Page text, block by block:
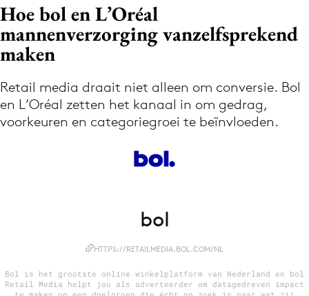
Download de app
Volg het laatste nieuws via de Adformatie
Nieuws app
9 sept: GenAI-training
Adverteren
Hoe bol en L’Oréal
mannenverzorging vanzelfsprekend
maken
Retail media draait niet alleen om conversie. Bol
en L’Oréal zetten het kanaal in om gedrag,
voorkeuren en categoriegroei te beïnvloeden.
bol
HTTPS://RETAILMEDIA.BOL.COM/NL
Bol is het grootste online winkelplatform van Nederland en bol
Retail Media helpt jou als adverteerder om datagedreven impact